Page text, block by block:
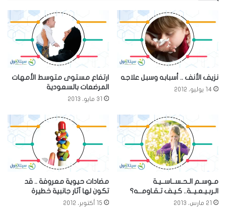
نزيف الأنف .. أسبابه وسبل علاجه
14 يوليو، 2012
ارتفاع مستوى متوسط الأمهات
المرضعات بالسعودية
31 مايو، 2013
مـوسـم الـحـســاســيـة
الـربـيـعـيــة.. كـيـف تـقـاومــه؟
21 مارس، 2013
مضادات حيوية معروفة .. قد
تكون لها آثار جانبية خطيرة
15 أكتوبر، 2012